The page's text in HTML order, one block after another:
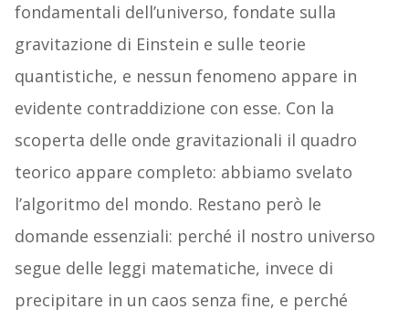
fondamentali dell’universo, fondate sulla
gravitazione di Einstein e sulle teorie
quantistiche, e nessun fenomeno appare in
evidente contraddizione con esse. Con la
scoperta delle onde gravitazionali il quadro
teorico appare completo: abbiamo svelato
l’algoritmo del mondo. Restano però le
domande essenziali: perché il nostro universo
segue delle leggi matematiche, invece di
precipitare in un caos senza fine, e perché